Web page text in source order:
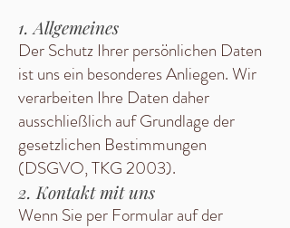
1. Allgemeines
Der Schutz Ihrer persönlichen Daten
ist uns ein besonderes Anliegen. Wir
verarbeiten Ihre Daten daher
ausschließlich auf Grundlage der
gesetzlichen Bestimmungen
(DSGVO, TKG 2003).
2. Kontakt mit uns
Wenn Sie per Formular auf der